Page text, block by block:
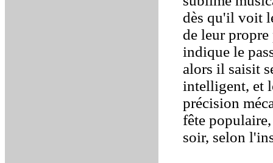
dès qu'il voit
de leur propre
indique le
alors il saisit
intelligent, et
précision
fête
soir, selon